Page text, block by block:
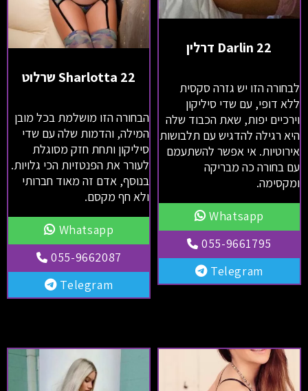
Darlin 22 דרלין
לבחורה הזו יש גזרה סקסית
ללא דופי, עם שדי סיליקון
וירכיים יפות, שאת הכבוד שלה
היא רגילה להדגיש עם תלבושות
אירוטיות. אי אפשר להשתעמם
עם בחורה כה מבריקה
ומקסימה.
Whatsapp
055-9661795
Telegram
Sharlotta 22 שרלוט
הבחורה הזו מושלמת בכל מובן
המילה, והדמות שלה עם שדי
סיליקון ותחת חזק מסוגלת
לעורר את הפנטזיות הכי גלויות.
בנוסף, אדם זה מאוד חברותי
ולא חף מקסם.
Whatsapp
055-9662087
Telegram